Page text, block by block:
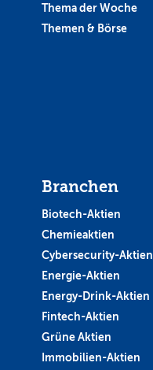
Thema der Woche
Themen & Börse
Branchen
Biotech-Aktien
Chemieaktien
Cybersecurity-Aktien
Energie-Aktien
Energy-Drink-Aktien
Fintech-Aktien
Grüne Aktien
Immobilien-Aktien